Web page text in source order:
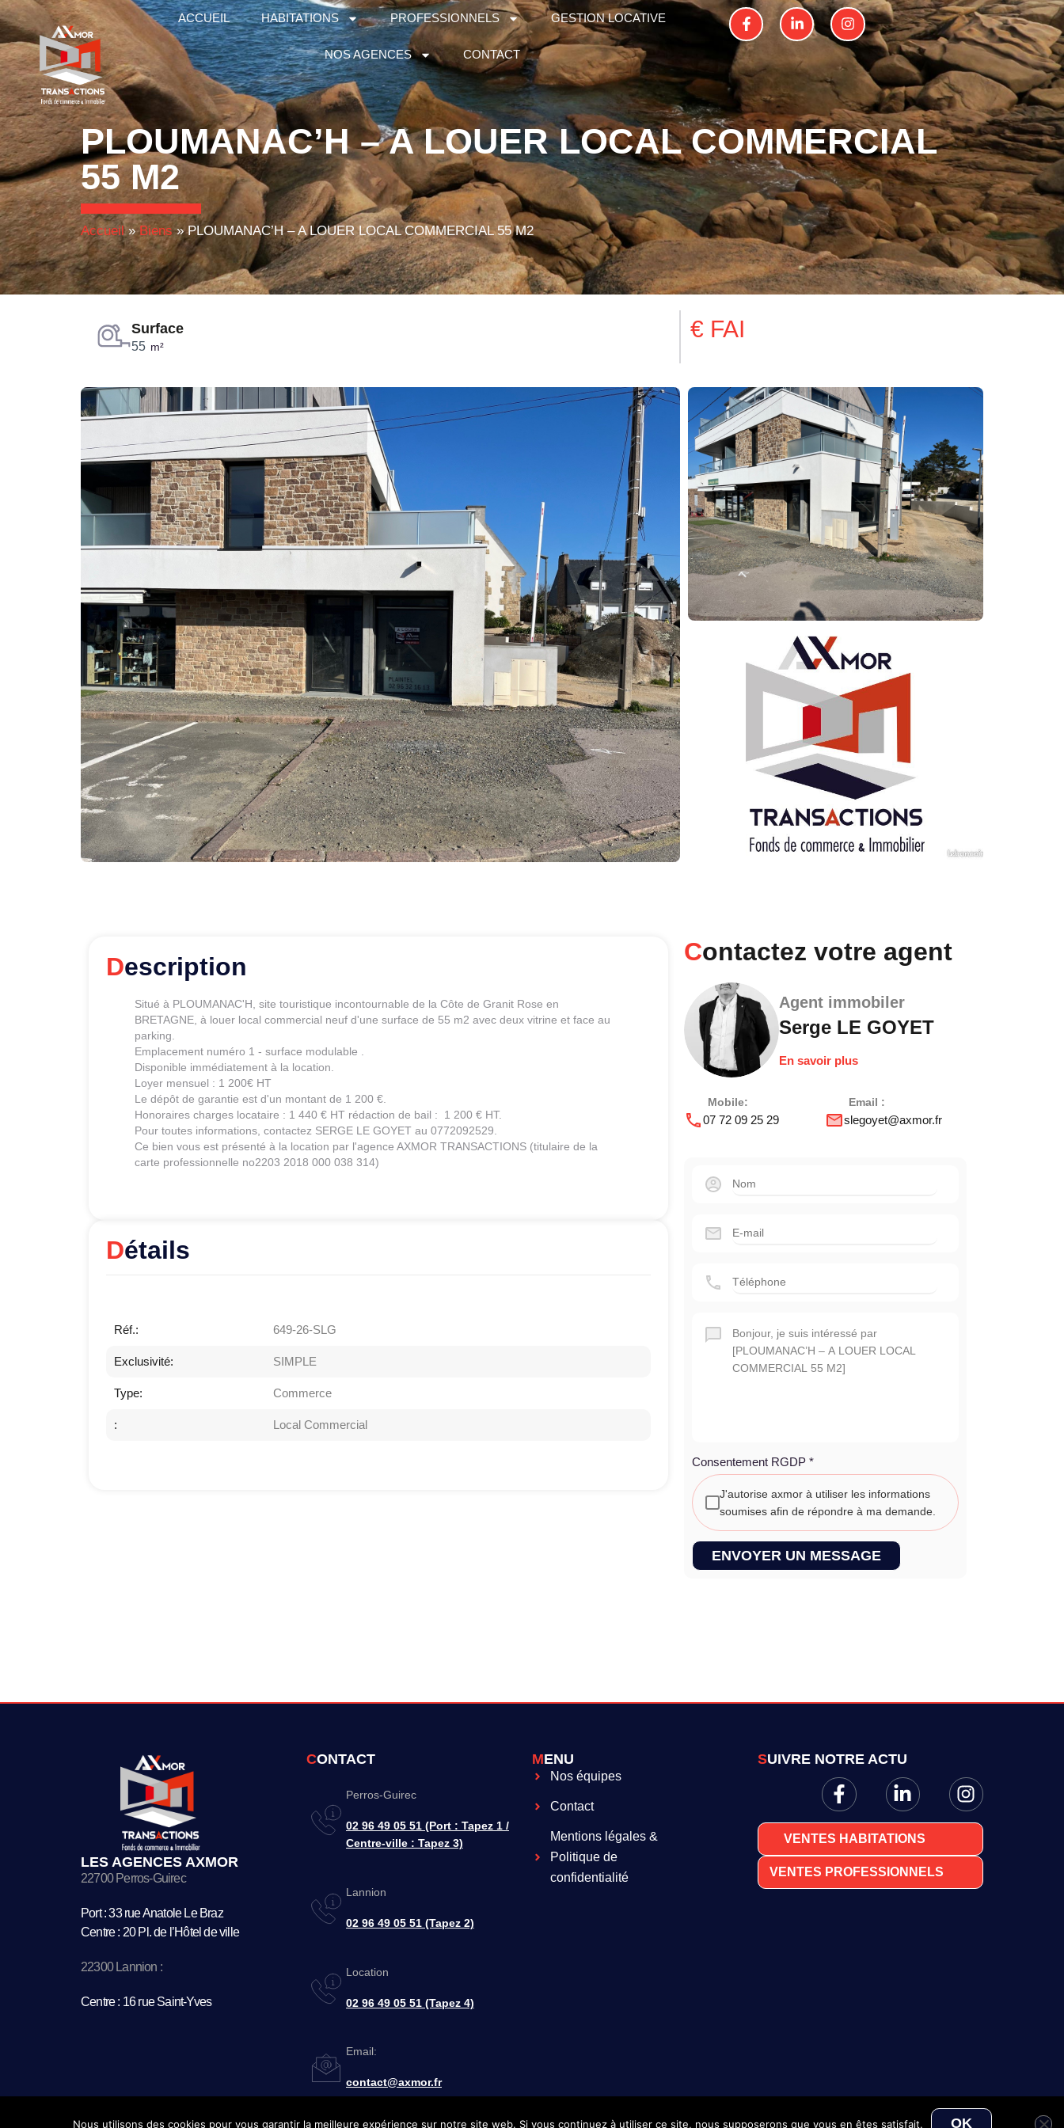
ACCUEIL HABITATIONS PROFESSIONNELS GESTION LOCATIVE
NOS AGENCES CONTACT
PLOUMANAC’H – A LOUER LOCAL COMMERCIAL
55 M2
Accueil»Biens»PLOUMANAC’H – A LOUER LOCAL COMMERCIAL 55 M2
Surface
55 m²
€ FAI
Description
Situé à PLOUMANAC'H, site touristique incontournable de la Côte de Granit Rose en
BRETAGNE, à louer local commercial neuf d'une surface de 55 m2 avec deux vitrine et face au
parking.
Emplacement numéro 1 - surface modulable .
Disponible immédiatement à la location.
Loyer mensuel : 1 200€ HT
Le dépôt de garantie est d'un montant de 1 200 €.
Honoraires charges locataire : 1 440 € HT rédaction de bail : 1 200 € HT.
Pour toutes informations, contactez SERGE LE GOYET au 0772092529.
Ce bien vous est présenté à la location par l'agence AXMOR TRANSACTIONS (titulaire de la
carte professionnelle no2203 2018 000 038 314)
Détails
Réf.: 649-26-SLG
Exclusivité: SIMPLE
Type: Commerce
: Local Commercial
Contactez votre agent
Agent immobiler
Serge LE GOYET
En savoir plus
Mobile:
07 72 09 25 29
Email :
slegoyet@axmor.fr
Consentement RGDP*
J'autorise axmor à utiliser les informations
soumises afin de répondre à ma demande.
ENVOYER UN MESSAGE
LES AGENCES AXMOR
22700 Perros-Guirec
Port : 33 rue Anatole Le Braz
Centre : 20 Pl. de l’Hôtel de ville
22300 Lannion :
Centre : 16 rue Saint-Yves
CONTACT
Perros-Guirec
02 96 49 05 51 (Port : Tapez 1 /
Centre-ville : Tapez 3)
Lannion
02 96 49 05 51 (Tapez 2)
Location
02 96 49 05 51 (Tapez 4)
Email:
contact@axmor.fr
MENU
Nos équipes
Contact
Mentions légales &
Politique de
confidentialité
SUIVRE NOTRE ACTU
VENTES HABITATIONS
VENTES PROFESSIONNELS
Nous utilisons des cookies pour vous garantir la meilleure expérience sur notre site web. Si vous continuez à utiliser ce site, nous supposerons que vous en êtes satisfait. OK